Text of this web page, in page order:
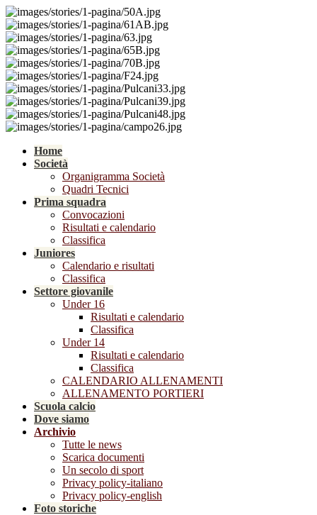
Home
Società
Organigramma Società
Quadri Tecnici
Prima squadra
Convocazioni
Risultati e calendario
Classifica
Juniores
Calendario e risultati
Classifica
Settore giovanile
Under 16
Risultati e calendario
Classifica
Under 14
Risultati e calendario
Classifica
CALENDARIO ALLENAMENTI
ALLENAMENTO PORTIERI
Scuola calcio
Dove siamo
Archivio
Tutte le news
Scarica documenti
Un secolo di sport
Privacy policy-italiano
Privacy policy-english
Foto storiche